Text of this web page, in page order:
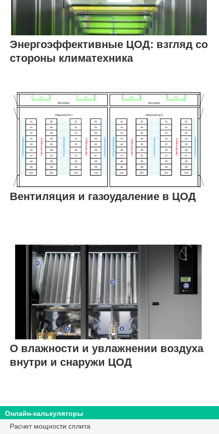
Энергоэффективные ЦОД: взгляд со
стороны климатехника
Вентиляция и газоудаление в ЦОД
О влажности и увлажнении воздуха
внутри и снаружи ЦОД
Онлайн-калькуляторы
Расчет мощности сплита